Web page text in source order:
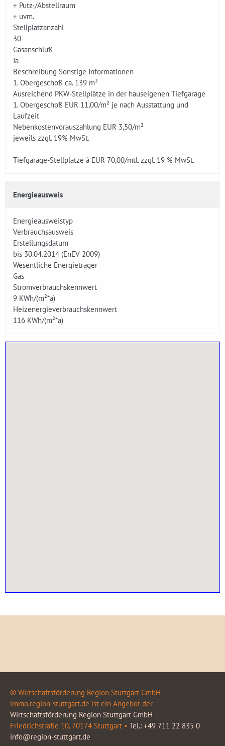
+ Putz-/Abstellraum
+ uvm.
Stellplatzanzahl
30
Gasanschluß
Ja
Beschreibung Sonstige Informationen
1. Obergeschoß ca. 139 m²
Ausreichend PKW-Stellplätze in der hauseigenen Tiefgarage
1. Obergeschoß EUR 11,00/m² je nach Ausstattung und
Laufzeit
Nebenkostenvorauszahlung EUR 3,50/m²
jeweils zzgl. 19% MwSt.
Tiefgarage-Stellplätze á EUR 70,00/mtl. zzgl. 19 % MwSt.
Energieausweis
Energieausweistyp
Verbrauchsausweis
Erstellungsdatum
bis 30.04.2014 (EnEV 2009)
Wesentliche Energieträger
Gas
Stromverbrauchskennwert
9 KWh/(m²*a)
Heizenergieverbrauchskennwert
116 KWh/(m²*a)
© Wirtschaftsförderung Region Stuttgart GmbH
immo.region-stuttgart.de ist ein Angebot der
Wirtschaftsförderung Region Stuttgart GmbH
Friedrichstraße 10, 70174 Stuttgart • Tel.: +49 711 22 835 0
info@region-stuttgart.de